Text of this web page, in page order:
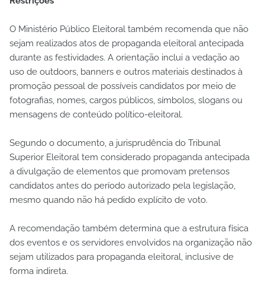
O Ministério Público Eleitoral também recomenda que não
sejam realizados atos de propaganda eleitoral antecipada
durante as festividades. A orientação inclui a vedação ao
uso de outdoors, banners e outros materiais destinados à
promoção pessoal de possíveis candidatos por meio de
fotografias, nomes, cargos públicos, símbolos, slogans ou
mensagens de conteúdo político-eleitoral.
Segundo o documento, a jurisprudência do Tribunal
Superior Eleitoral tem considerado propaganda antecipada
a divulgação de elementos que promovam pretensos
candidatos antes do período autorizado pela legislação,
mesmo quando não há pedido explícito de voto.
A recomendação também determina que a estrutura física
dos eventos e os servidores envolvidos na organização não
sejam utilizados para propaganda eleitoral, inclusive de
forma indireta.